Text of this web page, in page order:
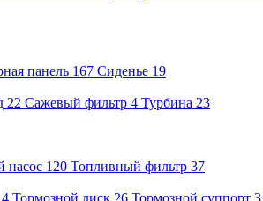
панель 167 Сиденье 19
22 Сажевый фильтр 4 Турбина 23
насос 120 Топливный фильтр 37
4 Тормозной диск 26 Тормозной суппорт 3